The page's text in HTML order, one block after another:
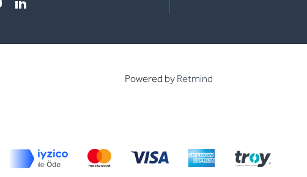
Powered by Retmind